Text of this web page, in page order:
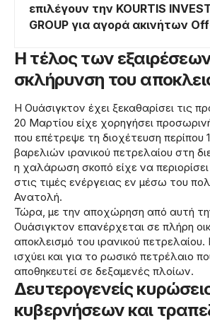
επιλέγουν την KOURTIS
GROUP για αγορά ακινήτων
Η τέλος των
σκλήρυνση του
Η Ουάσιγκτον έχει ξεκαθαρίσει τις
20 Μαρτίου είχε χορηγήσει
που επέτρεψε τη διοχέτευση περίπου
βαρελιών ιρανικού πετρελαίου στη
η χαλάρωση σκοπό είχε να περιορίσει
στις τιμές ενέργειας εν μέσω του
Ανατολή.
Τώρα, με την αποχώρηση από αυτή
Ουάσιγκτον επανέρχεται σε πλήρη
αποκλεισμό του ιρανικού
ισχύει και για το ρωσικό πετρέλαιο
αποθηκευτεί σε δεξαμενές πλοίων.
Δευτερογενείς
κυβερνήσεων και